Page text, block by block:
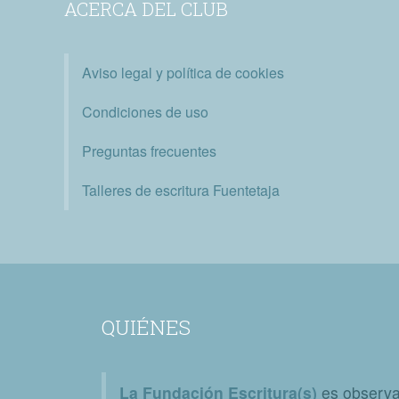
ACERCA DEL CLUB
Aviso legal y política de cookies
Condiciones de uso
Preguntas frecuentes
Talleres de escritura Fuentetaja
QUIÉNES
La Fundación Escritura(s) es